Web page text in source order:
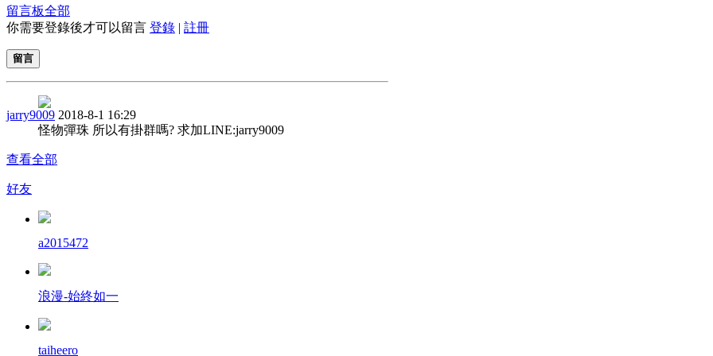
留言板全部
你需要登錄後才可以留言 登錄 | 註冊
留言
jarry9009 2018-8-1 16:29
怪物彈珠 所以有掛群嗎? 求加LINE:jarry9009
查看全部
好友
a2015472
浪漫-始終如一
taiheero